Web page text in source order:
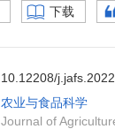
下载
10.12208/
农业与食品科学
Journal of